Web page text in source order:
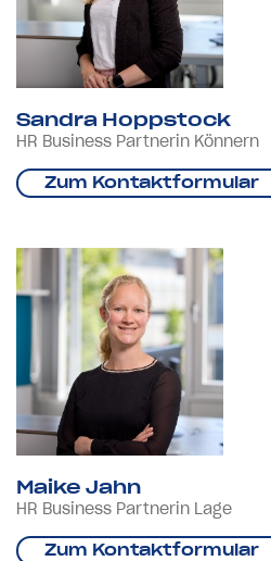
Sandra Hoppstock
HR Business Partnerin Könnern
Zum Kontaktformular
Maike Jahn
HR Business Partnerin Lage
Zum Kontaktformular